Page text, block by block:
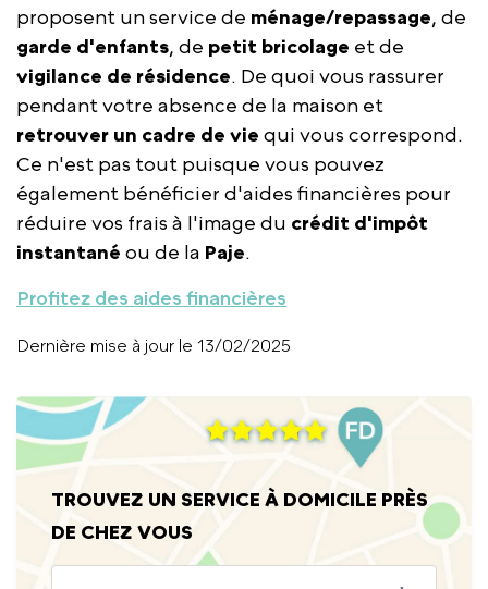
proposent un service de ménage/repassage, de
garde d'enfants, de petit bricolage et de
vigilance de résidence. De quoi vous rassurer
pendant votre absence de la maison et
retrouver un cadre de vie qui vous correspond.
Ce n'est pas tout puisque vous pouvez
également bénéficier d'aides financières pour
réduire vos frais à l'image du crédit d'impôt
instantané ou de la Paje.
Profitez des aides financières
Dernière mise à jour le 13/02/2025
TROUVEZ UN SERVICE À DOMICILE PRÈS
DE CHEZ VOUS